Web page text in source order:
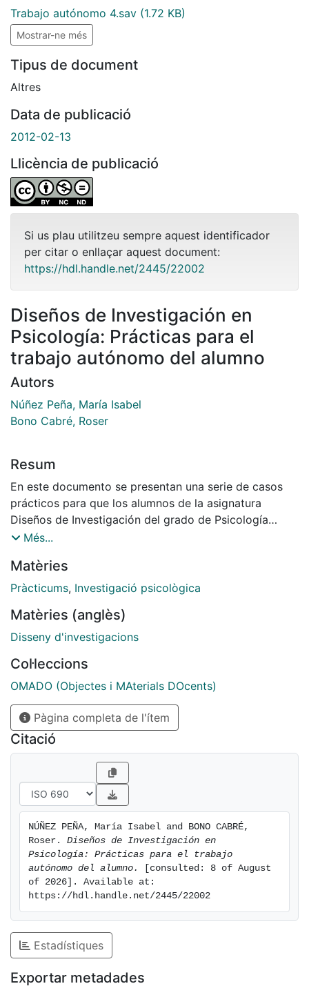
Trabajo autónomo 4.sav (1.72 KB)
Mostrar-ne més
Tipus de document
Altres
Data de publicació
2012-02-13
Llicència de publicació
Si us plau utilitzeu sempre aquest identificador
per citar o enllaçar aquest document:
https://hdl.handle.net/2445/22002
Diseños de Investigación en
Psicología: Prácticas para el
trabajo autónomo del alumno
Autors
Núñez Peña, María Isabel
Bono Cabré, Roser
Resum
En este documento se presentan una serie de casos
prácticos para que los alumnos de la asignatura
Diseños de Investigación del grado de Psicología
realicen su trabajo autónomo. Se trata de casos
diferentes ámbitos de la Psicología y todos ellos van
acompañados de una matriz de datos, en formato
que los estudiantes tendrán que resolver. Los
estudiantes deberán realizar el análisis estadístico de
documento para dar respuesta a algunas de esas
cuestiones.
Més...
Matèries
Pràcticums, Investigació psicològica
Matèries (anglès)
Disseny d'investigacions
Col·leccions
OMADO (Objectes i MAterials DOcents)
Pàgina completa de l'ítem
Citació
NÚÑEZ PEÑA, María Isabel and BONO CABRÉ,
Roser. Diseños de Investigación en
Psicología: Prácticas para el trabajo
autónomo del alumno.
[consulted: 8 of August
of 2026]. Available at:
https://hdl.handle.net/2445/22002
Estadístiques
Exportar metadades